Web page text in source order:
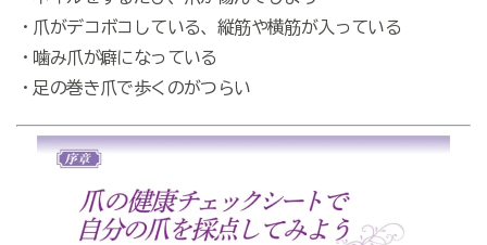
・爪がデコボコしている、縦筋や横筋が入っている
・噛み爪が癖になっている
・足の巻き爪で歩くのがつらい